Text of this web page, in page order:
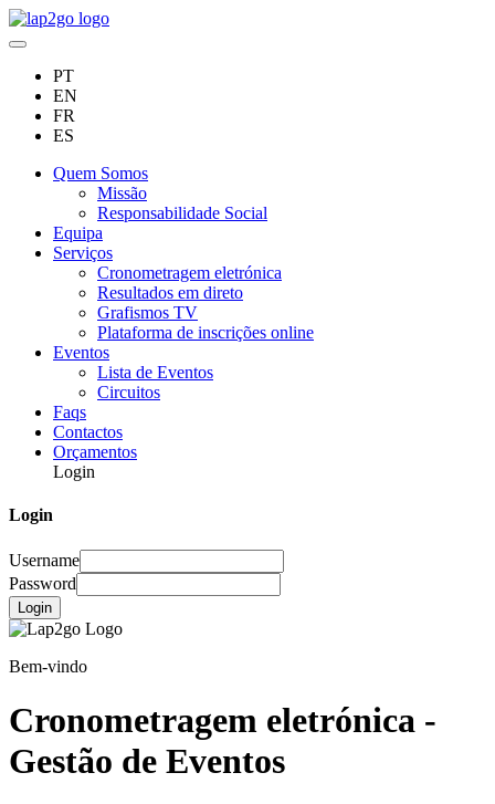
PT
EN
FR
ES
Quem Somos
Missão
Responsabilidade Social
Equipa
Serviços
Cronometragem eletrónica
Resultados em direto
Grafismos TV
Plataforma de inscrições online
Eventos
Lista de Eventos
Circuitos
Faqs
Contactos
Orçamentos
Login
Login
Username
Password
Login
Bem-vindo
Cronometragem eletrónica -
Gestão de Eventos